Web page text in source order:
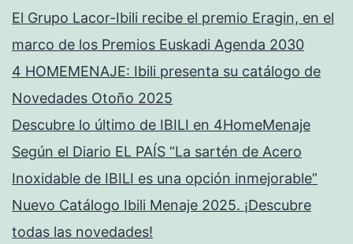
El Grupo Lacor-Ibili recibe el premio Eragin, en el
marco de los Premios Euskadi Agenda 2030
4 HOMEMENAJE: Ibili presenta su catálogo de
Novedades Otoño 2025
Descubre lo último de IBILI en 4HomeMenaje
Según el Diario EL PAÍS “La sartén de Acero
Inoxidable de IBILI es una opción inmejorable”
Nuevo Catálogo Ibili Menaje 2025. ¡Descubre
todas las novedades!